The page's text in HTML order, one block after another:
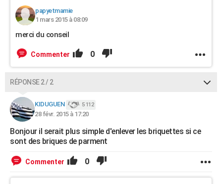
papyetmamie
1 mars 2015 à 08:09
merci du conseil
Commenter 0
RÉPONSE 2 / 2
KIDUGUEN 5 112
28 févr. 2015 à 17:20
Bonjour il serait plus simple d'enlever les briquettes si ce
sont des briques de parment
Commenter 0